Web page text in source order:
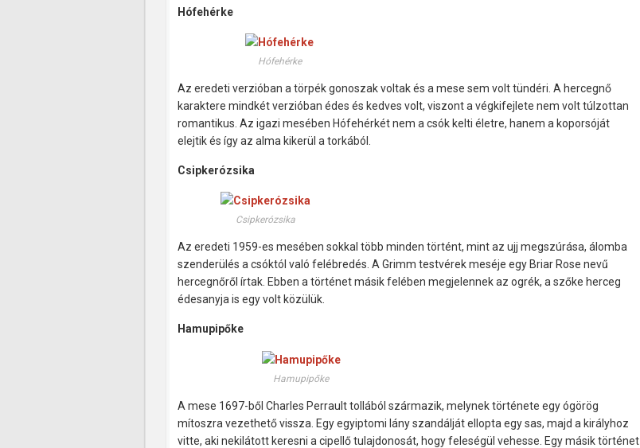
Hófehérke
Hófehérke
Az eredeti verzióban a törpék gonoszak voltak és a mese sem volt tündéri. A hercegnő
karaktere mindkét verzióban édes és kedves volt, viszont a végkifejlete nem volt túlzottan
romantikus. Az igazi mesében Hófehérkét nem a csók kelti életre, hanem a koporsóját
elejtik és így az alma kikerül a torkából.
Csipkerózsika
Csipkerózsika
Az eredeti 1959-es mesében sokkal több minden történt, mint az ujj megszúrása, álomba
szenderülés a csóktól való felébredés. A Grimm testvérek meséje egy Briar Rose nevű
hercegnőről írtak. Ebben a történet másik felében megjelennek az ogrék, a szőke herceg
édesanyja is egy volt közülük.
Hamupipőke
Hamupipőke
A mese 1697-ből Charles Perrault tollából származik, melynek története egy ógörög
mítoszra vezethető vissza. Egy egyiptomi lány szandálját ellopta egy sas, majd a királyhoz
vitte, aki nekilátott keresni a cipellő tulajdonosát, hogy feleségül vehesse. Egy másik történet